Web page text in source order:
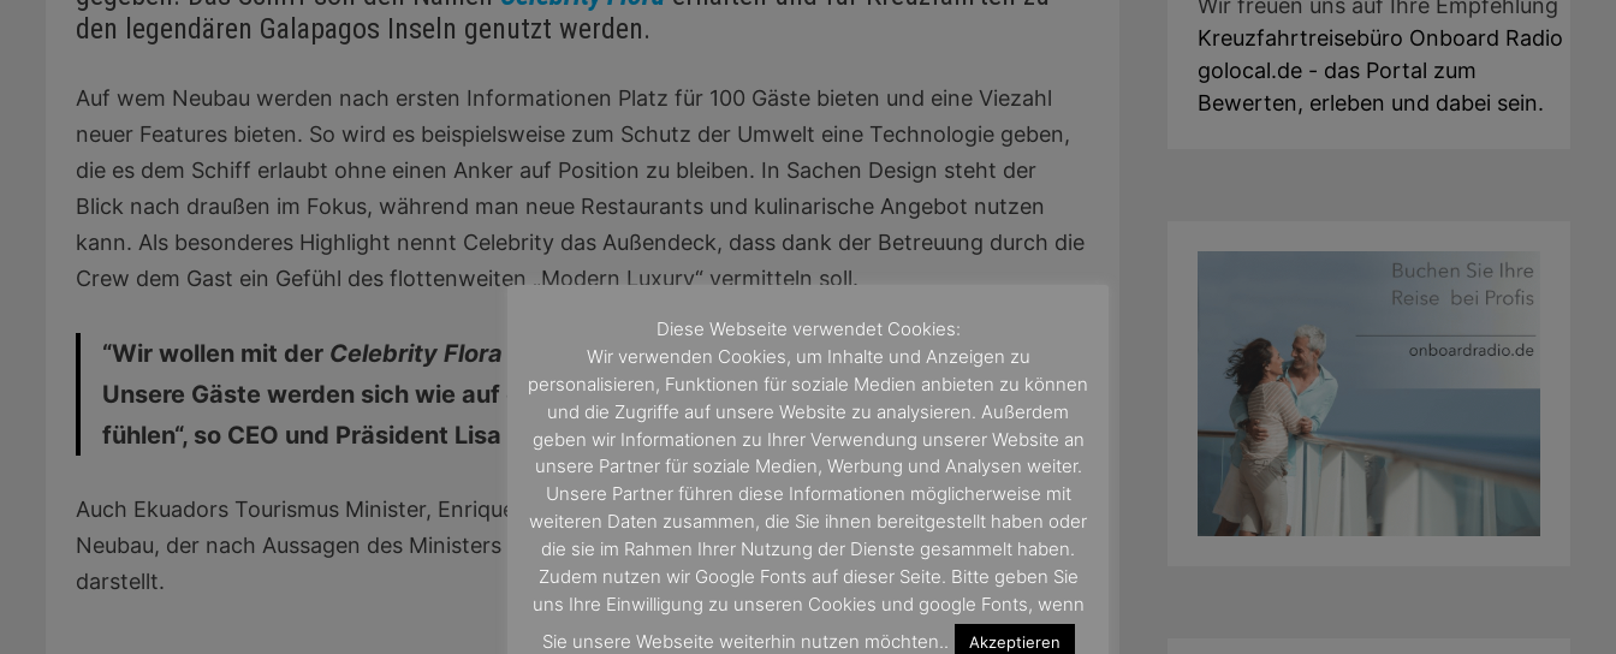
den legendären Galapagos Inseln genutzt werden.
Auf wem Neubau werden nach ersten Informationen Platz für 100 Gäste bieten und eine Viezahl
neuer Features bieten. So wird es beispielsweise zum Schutz der Umwelt eine Technologie geben,
die es dem Schiff erlaubt ohne einen Anker auf Position zu bleiben. In Sachen Design steht der
Blick nach draußen im Fokus, während man neue Restaurants und kulinarische Angebot nutzen
kann. Als besonderes Highlight nennt Celebrity das Außendeck, dass dank der Betreuung durch die
Crew dem Gast ein Gefühl des flottenweiten „Modern Luxury“ vermitteln soll.
“Wir wollen mit der Celebrity Flora ein völlig neues Gefühl von Muxus vermitteln.
Unsere Gäste werden sich wie auf einer der absoluten Mega Yachten weltweit
fühlen“, so CEO und Präsident Lisa Lutoff-Perlo
Auch Ekuadors Tourismus Minister, Enrique Ponce de León, zeigt sich hoch erfreut über den
Neubau, der nach Aussagen des Ministers einen Meilenstein für den Tourismus in der Region
darstellt.
Kreuzfahrtreisebüro Onboard Radio
golocal.de - das Portal zum
Bewerten, erleben und dabei sein.
Diese Webseite verwendet Cookies:
Wir verwenden Cookies, um Inhalte und Anzeigen zu
personalisieren, Funktionen für soziale Medien anbieten zu können
und die Zugriffe auf unsere Website zu analysieren. Außerdem
geben wir Informationen zu Ihrer Verwendung unserer Website an
unsere Partner für soziale Medien, Werbung und Analysen weiter.
Unsere Partner führen diese Informationen möglicherweise mit
weiteren Daten zusammen, die Sie ihnen bereitgestellt haben oder
die sie im Rahmen Ihrer Nutzung der Dienste gesammelt haben.
Zudem nutzen wir Google Fonts auf dieser Seite. Bitte geben Sie
uns Ihre Einwilligung zu unseren Cookies und google Fonts, wenn
Sie unsere Webseite weiterhin nutzen möchten..
Akzeptieren